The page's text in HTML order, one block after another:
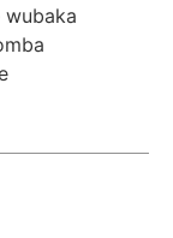
wubaka